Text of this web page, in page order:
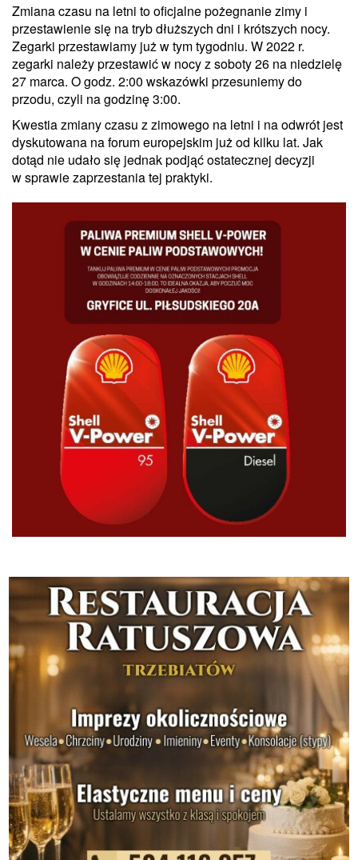
Zmiana czasu na letni to oficjalne pożegnanie zimy i
przestawienie się na tryb dłuższych dni i krótszych nocy.
Zegarki przestawiamy już w tym tygodniu. W 2022 r.
zegarki należy przestawić w nocy z soboty 26 na niedzielę
27 marca. O godz. 2:00 wskazówki przesuniemy do
przodu, czyli na godzinę 3:00.
Kwestia zmiany czasu z zimowego na letni i na odwrót jest
dyskutowana na forum europejskim już od kilku lat. Jak
dotąd nie udało się jednak podjąć ostatecznej decyzji
w sprawie zaprzestania tej praktyki.